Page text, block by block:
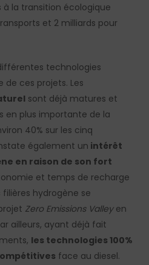
à la transition écologique
et 2 milliards pour
technologies
ces projets. Les
sont déjà matures et
en plus importante de la
40% sur les cinq
également un intérêt
en raison de son fort
et temps de recharge
filières hydrogène se
Zero Emissions Valleyen
ailleurs, ayant déjà fait
les technologies 100%
face au diesel.